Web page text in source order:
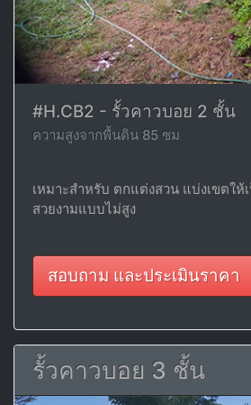
#H.CB2 - รั้วคาวบอย 2 ชั้น
ความสูงจากพื้นดิน 85 ซม
เหมาะสำหรับ ตกแต่งสวน แบ่งเขตให้
สวยงามแบบไม่สูง
สอบถาม และประเมินราคา
รั้วคาวบอย 3 ชั้น